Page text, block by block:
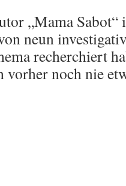
„Mama Sabot“
neun
recherchiert
vorher noch nie